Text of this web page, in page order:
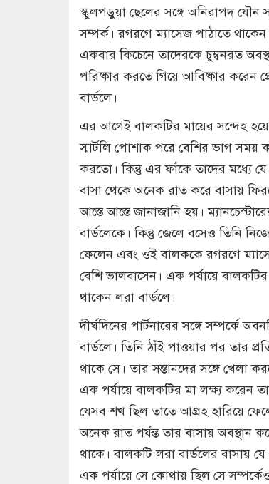
স্কুলপড়ুয়া ছেলের সঙ্গে অনিরাপদ যৌন
সম্পর্ক। রগরগে ম্যাসেজ পাঠাতে থাকেন
একবার কিচেনে তাদেরকে চুম্বনরত
পরিষ্কার করতে গিয়ে আবিষ্কার করেন
বার্ডলে।
এর আগেই বালকটির মায়ের সন্দেহ
স্মার্টলি পোশাক পরে বেশির ভাগ সময়
করতো। কিন্তু এর ফাঁকে তাদের মধ্যে
বাসা থেকে অনেক রাত করে বাসায়
আস্তে আস্তে জানাজানি হয়।
বার্ডলেকে। কিন্তু জেলে বসেও তিনি
ফেলেন এবং ওই বালককে রগরগে
বেশি ভালবাসেন। এক পর্যায়ে
থাকেন লরা বার্ডলে।
দীর্ঘদিনের পার্টনারের সঙ্গে সম্পর্কে
বার্ডলে। তিনি ঠাঁই পাওয়ার পর তার
থাকে সে। তার সন্তানদের সঙ্গে খেলা
এক পর্যায়ে বালকটির মা লক্ষ্য করেন
যেসব শখ ছিল তাতে আগ্রহ হারিয়ে
অনেক রাত পর্যন্ত তার বাসায় অবস্থান
থাকে। বালকটি লরা বার্ডলের বাসায়
এক পর্যায়ে সে কোথায় ছিল সে